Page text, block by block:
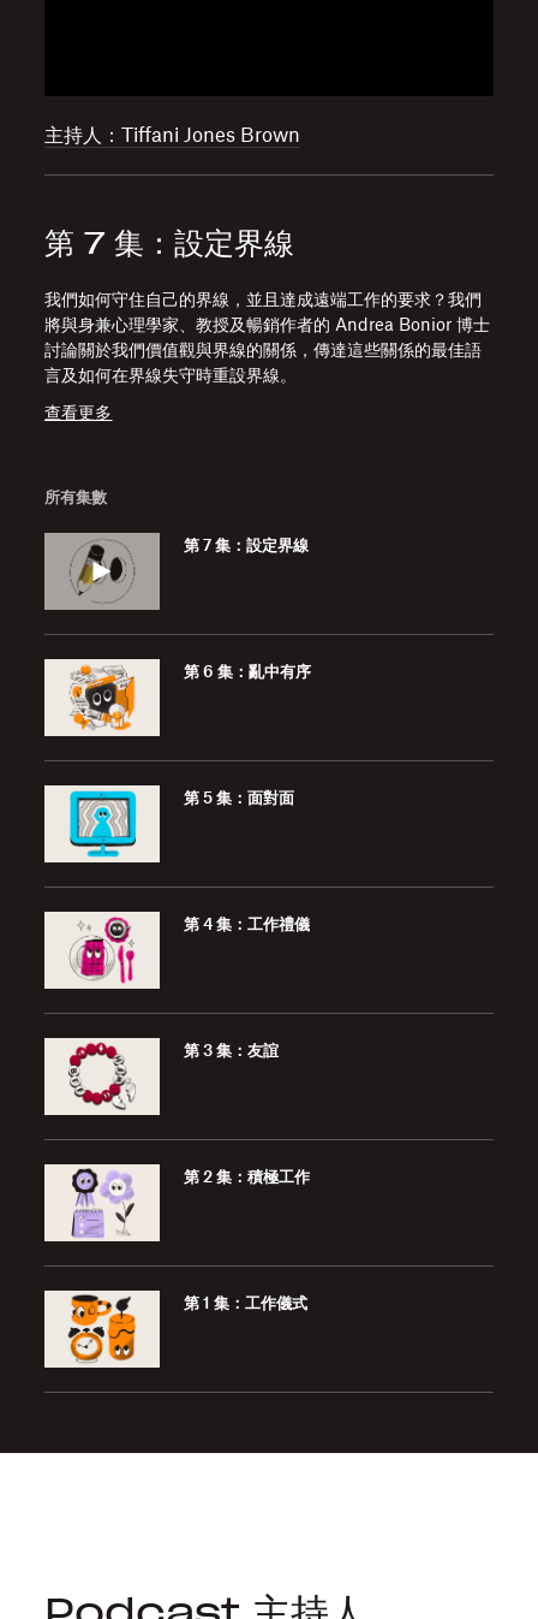
主持人：Tiffani Jones Brown
第 7 集：設定界線
我們如何守住自己的界線，並且達成遠端工作的要求？我們
將與身兼心理學家、教授及暢銷作者的 Andrea Bonior 博士
討論關於我們價值觀與界線的關係，傳達這些關係的最佳語
言及如何在界線失守時重設界線。
查看更多
所有集數
第 7 集：設定界線
第 6 集：亂中有序
第 5 集：面對面
第 4 集：工作禮儀
第 3 集：友誼
第 2 集：積極工作
第 1 集：工作儀式